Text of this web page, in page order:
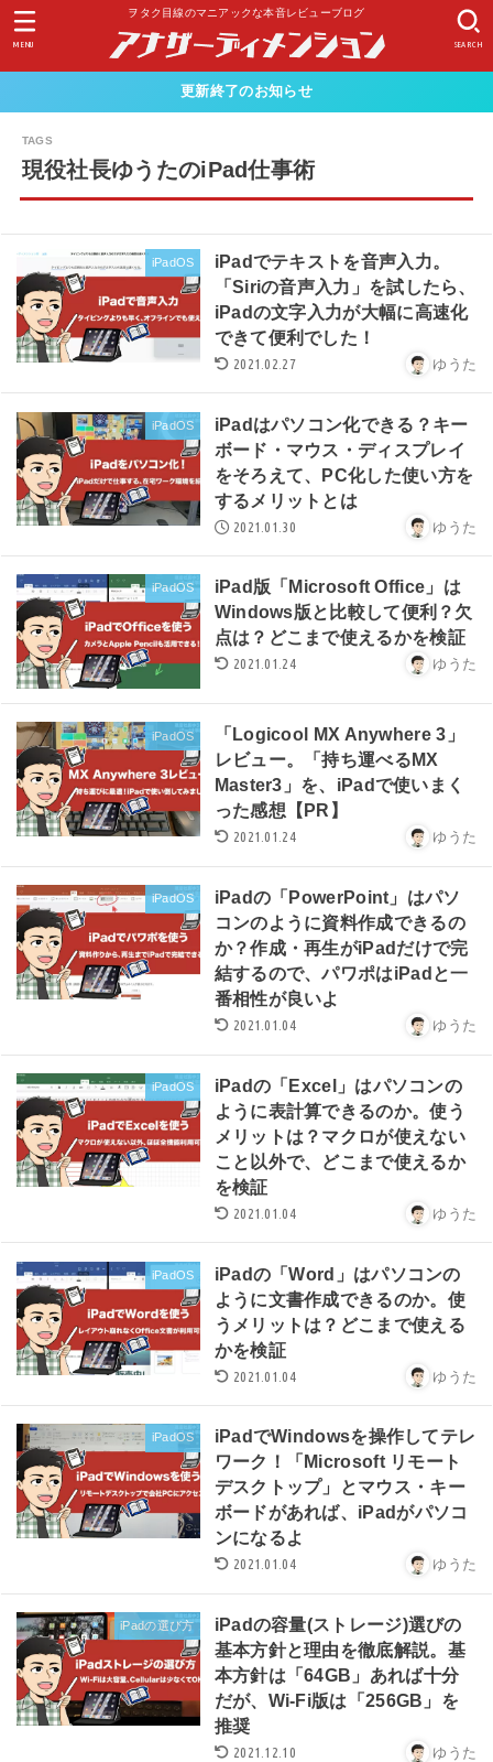
ヲタク目線のマニアックな本音レビューブログ
SEARCH
MENU
更新終了のお知らせ
現役社長ゆうたのiPad仕事術
iPadOS
iPadでテキストを音声入力。
「Siriの音声入力」を試したら、
iPadの文字入力が大幅に高速化
できて便利でした！
2021.02.27 ゆうた
iPadOS
iPadはパソコン化できる？キー
ボード・マウス・ディスプレイ
をそろえて、PC化した使い方を
するメリットとは
2021.01.30 ゆうた
iPadOS
iPad版「Microsoft Office」は
Windows版と比較して便利？欠
点は？どこまで使えるかを検証
2021.01.24 ゆうた
iPadOS
「Logicool MX Anywhere 3」
レビュー。「持ち運べるMX
Master3」を、iPadで使いまく
った感想【PR】
2021.01.24 ゆうた
iPadOS
iPadの「PowerPoint」はパソ
コンのように資料作成できるの
か？作成・再生がiPadだけで完
結するので、パワポはiPadと一
番相性が良いよ
2021.01.04 ゆうた
iPadOS
iPadの「Excel」はパソコンの
ように表計算できるのか。使う
メリットは？マクロが使えない
こと以外で、どこまで使えるか
を検証
2021.01.04 ゆうた
iPadOS
iPadの「Word」はパソコンの
ように文書作成できるのか。使
うメリットは？どこまで使える
かを検証
2021.01.04 ゆうた
iPadOS
iPadでWindowsを操作してテレ
ワーク！「Microsoft リモート
デスクトップ」とマウス・キー
ボードがあれば、iPadがパソコ
ンになるよ
2021.01.04 ゆうた
iPadの選び方
iPadの容量(ストレージ)選びの
基本方針と理由を徹底解説。基
本方針は「64GB」あれば十分
だが、Wi-Fi版は「256GB」を
推奨
2021.12.10 ゆうた